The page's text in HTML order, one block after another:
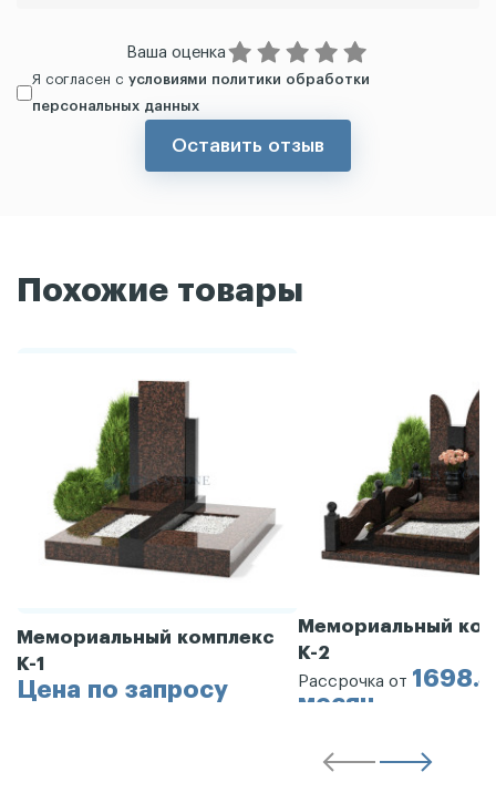
Ваша оценка
Я согласен сусловиями политики обработки
персональных данных
Оставить отзыв
Похожие товары
Мемориальный комплекс
К-1
Цена по запросу
Мемориальный
К-2
Рассрочка от
месяц